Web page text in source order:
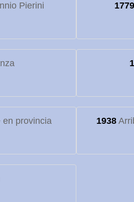
Pierini 1779
provincia 1938